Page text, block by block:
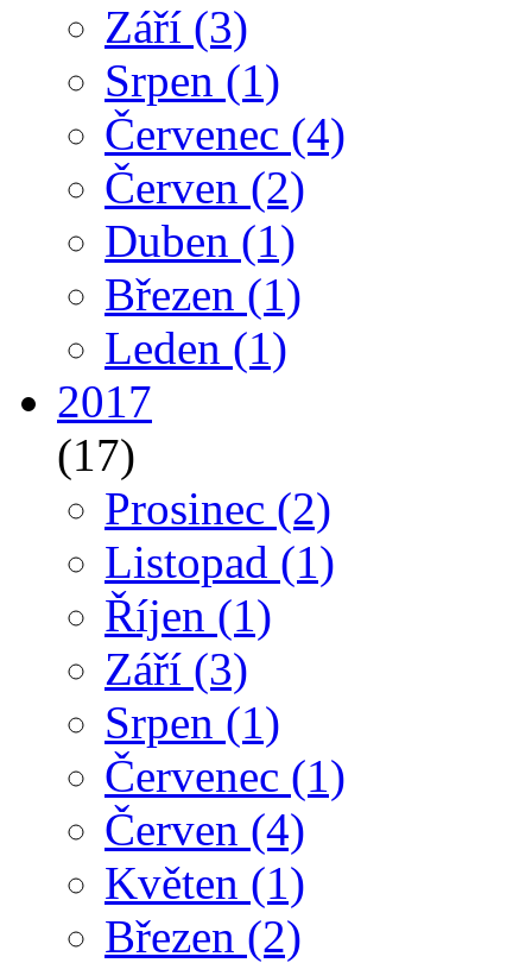
Září (3)
Srpen (1)
Červenec (4)
Červen (2)
Duben (1)
Březen (1)
Leden (1)
2017
(17)
Prosinec (2)
Listopad (1)
Říjen (1)
Září (3)
Srpen (1)
Červenec (1)
Červen (4)
Květen (1)
Březen (2)